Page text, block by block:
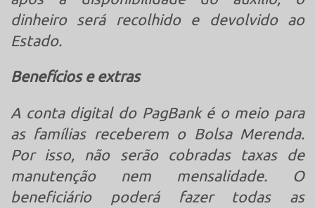
dinheiro será recolhido e devolvido ao
Estado.
Benefícios e extras
A conta digital do PagBank é o meio para
as famílias receberem o Bolsa Merenda.
Por isso, não serão cobradas taxas de
manutenção nem mensalidade. O
beneficiário poderá fazer todas as